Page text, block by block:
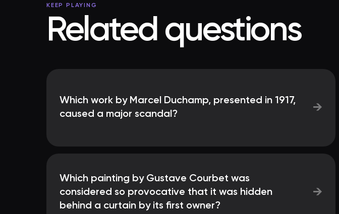
KEEP PLAYING
Related questions
Which work by Marcel Duchamp, presented in 1917,
caused a major scandal?
→
Which painting by Gustave Courbet was
considered so provocative that it was hidden
behind a curtain by its first owner?
→